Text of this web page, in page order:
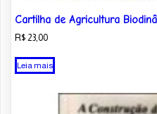
Cartilha de Agricultura
R$ 23,00
Leia mais